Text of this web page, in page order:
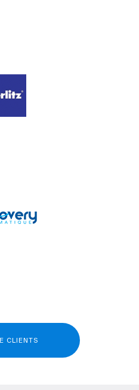
CLIENTS